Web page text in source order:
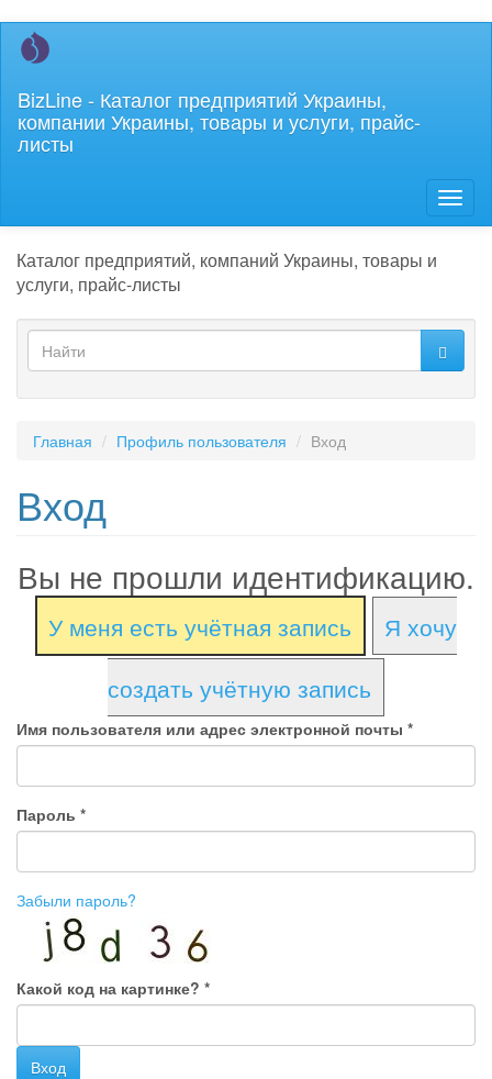
Перейти
содержанию
BizLine - Каталог предприятий Украины,
компании Украины, товары и услуги, прайс-
листы
Каталог предприятий, компаний Украины, товары и
услуги, прайс-листы
Форма
поиска
Главная Профиль пользователя Вход
Вход
Вы не прошли идентификацию.
У меня есть учётная запись
Я хочу
создать учётную запись
Имя пользователя или адрес электронной почты *
Пароль *
Забыли пароль?
Какой код на картинке? *
Вход